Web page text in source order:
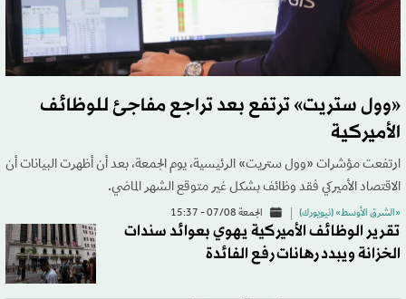
«وول ستريت» ترتفع بعد تراجع مفاجئ للوظائف
الأميركية
ارتفعت مؤشرات «وول ستريت» الرئيسية، يوم الجمعة، بعد أن أظهرت البيانات أن
الاقتصاد الأميركي فقد وظائف بشكل غير متوقع الشهر الماضي.
«الشرق الأوسط» (نيويورك) الجمعة 07/08 - 15:37
تقرير الوظائف الأميركية يهوي بعوائد سندات
الخزانة ويبدد رهانات رفع الفائدة